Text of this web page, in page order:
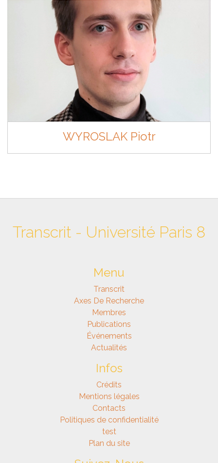
WYROSLAK Piotr
Transcrit - Université Paris 8
Menu
Transcrit
Axes De Recherche
Membres
Publications
Événements
Actualités
Infos
Crédits
Mentions légales
Contacts
Politiques de confidentialité
test
Plan du site